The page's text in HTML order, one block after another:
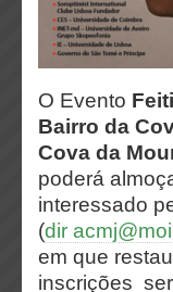
O Evento
Bairro da
Cova da
poderá
interessado
(dir
em que
inscrições